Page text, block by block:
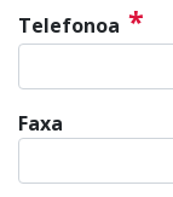
Telefonoa *
Faxa